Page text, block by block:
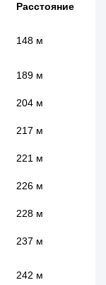
Расстояние
148 м
189 м
204 м
217 м
221 м
226 м
228 м
237 м
242 м